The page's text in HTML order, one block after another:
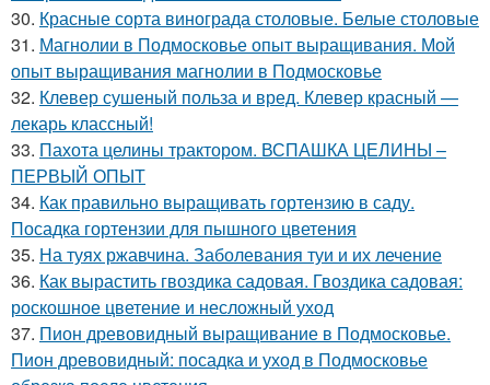
30. Красные сорта винограда столовые. Белые столовые
31. Магнолии в Подмосковье опыт выращивания. Мой
опыт выращивания магнолии в Подмосковье
32. Клевер сушеный польза и вред. Клевер красный —
лекарь классный!
33. Пахота целины трактором. ВСПАШКА ЦЕЛИНЫ –
ПЕРВЫЙ ОПЫТ
34. Как правильно выращивать гортензию в саду.
Посадка гортензии для пышного цветения
35. На туях ржавчина. Заболевания туи и их лечение
36. Как вырастить гвоздика садовая. Гвоздика садовая:
роскошное цветение и несложный уход
37. Пион древовидный выращивание в Подмосковье.
Пион древовидный: посадка и уход в Подмосковье